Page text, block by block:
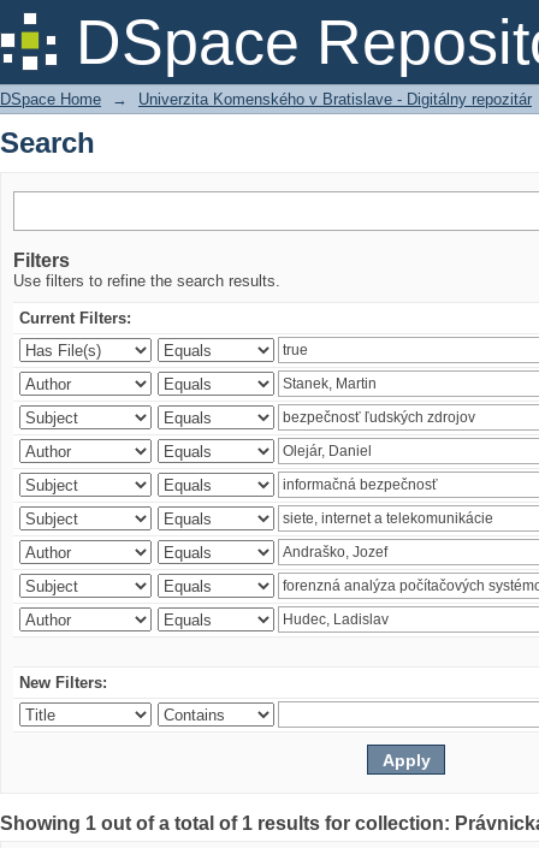
DSpace
Search
DSpace Home → Univerzita Komenského v Bratislave - Digitálny repozitár
Search
Filters
Use filters to refine the search results.
Current Filters:
New Filters:
Showing 1 out of a total of 1 results for collection: